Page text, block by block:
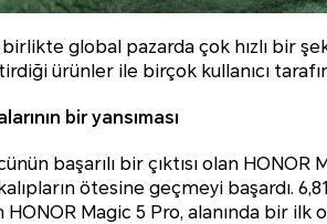
birlikte global pazarda çok hızlı bir
ürünler ile birçok kullanıcı
bir yansıması
başarılı bir çıktısı olan HONOR
ötesine geçmeyi başardı.
Magic 5 Pro, alanında bir ilk